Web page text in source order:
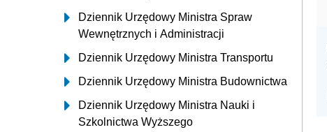
Dziennik Urzędowy Ministra Spraw
Wewnętrznych i Administracji
Dziennik Urzędowy Ministra Transportu
Dziennik Urzędowy Ministra Budownictwa
Dziennik Urzędowy Ministra Nauki i
Szkolnictwa Wyższego